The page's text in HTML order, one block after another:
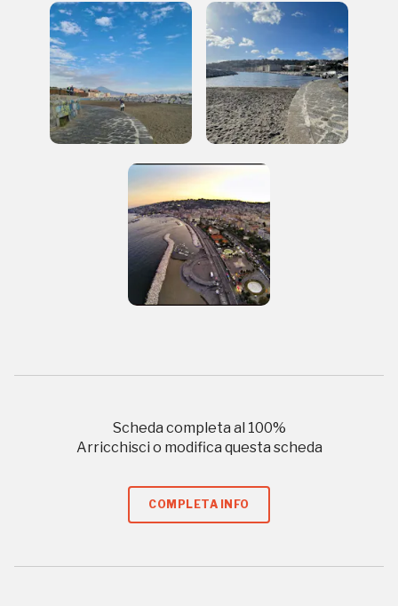
Scheda completa al 100%
Arricchisci o modifica questa scheda
COMPLETA INFO
2004, 2006, 2014, 2016, 2018, 2020, 2022
Registrati alla newsletter
Accedi alle informazioni per te più interessanti,
a quelle inerenti i luoghi più vicini e gli eventi
organizzati
REGISTRATI
Regalati 365 giorni di arte e cultura nell'Italia
Palazzo Strozzi